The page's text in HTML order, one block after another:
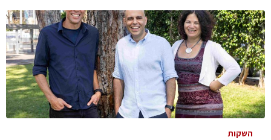
השקות